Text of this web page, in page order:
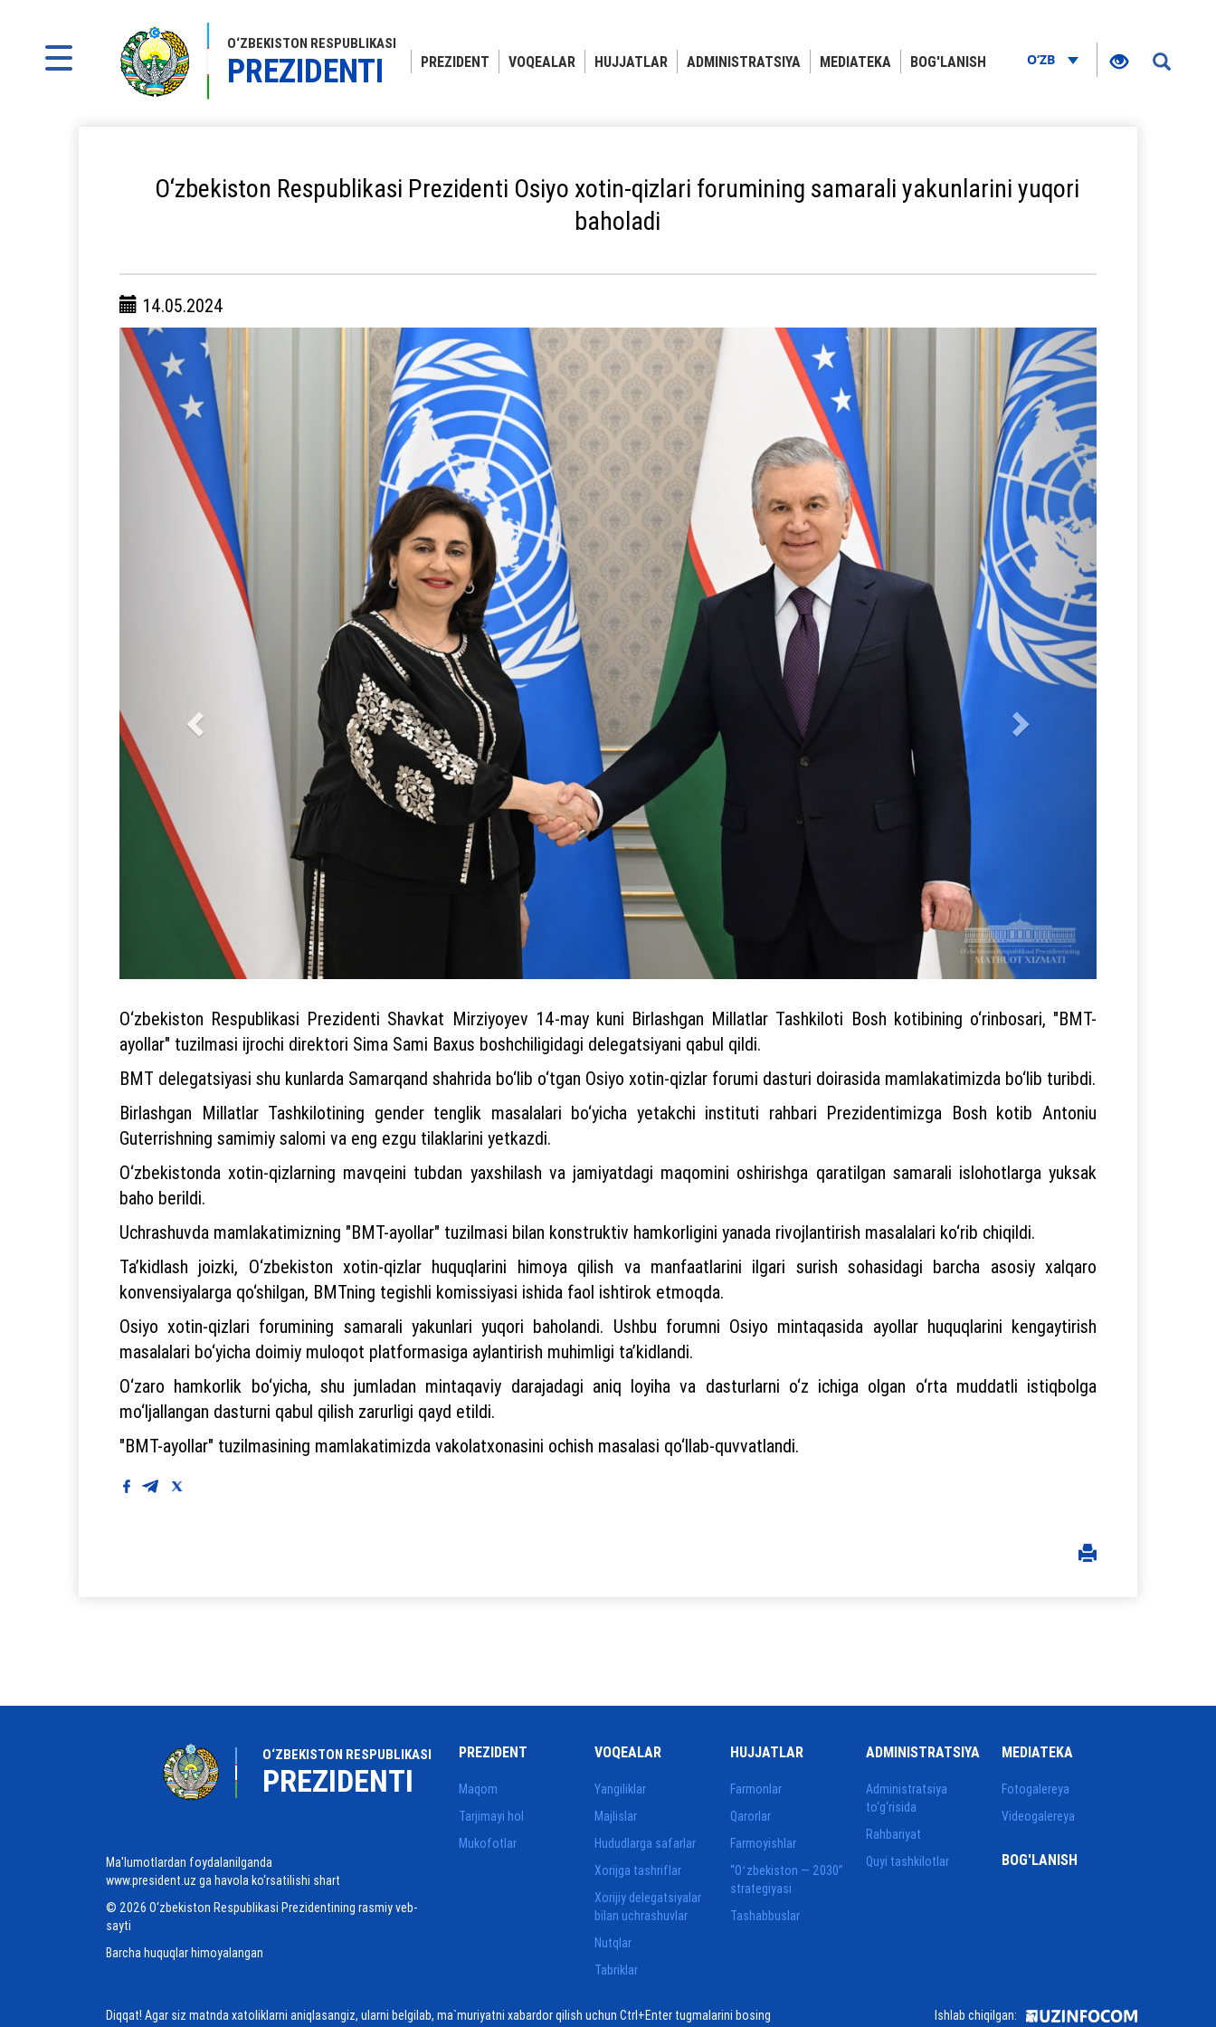
O‘ZBEKISTON RESPUBLIKASI
PREZIDENTI PREZIDENT VOQEALAR HUJJATLAR ADMINISTRATSIYA MEDIATEKA BOG'LANISH O‘ZB
O‘zbekiston Respublikasi Prezidenti Osiyo xotin-qizlari forumining samarali yakunlarini yuqori
baholadi
14.05.2024
O‘zbekiston Respublikasi Prezidenti Shavkat Mirziyoyev 14-may kuni Birlashgan Millatlar Tashkiloti Bosh kotibining o‘rinbosari, "BMT-
ayollar" tuzilmasi ijrochi direktori Sima Sami Baxus boshchiligidagi delegatsiyani qabul qildi.
BMT delegatsiyasi shu kunlarda Samarqand shahrida bo‘lib o‘tgan Osiyo xotin-qizlar forumi dasturi doirasida mamlakatimizda bo‘lib turibdi.
Birlashgan Millatlar Tashkilotining gender tenglik masalalari bo‘yicha yetakchi instituti rahbari Prezidentimizga Bosh kotib Antoniu
Guterrishning samimiy salomi va eng ezgu tilaklarini yetkazdi.
O‘zbekistonda xotin-qizlarning mavqeini tubdan yaxshilash va jamiyatdagi maqomini oshirishga qaratilgan samarali islohotlarga yuksak
baho berildi.
Uchrashuvda mamlakatimizning "BMT-ayollar" tuzilmasi bilan konstruktiv hamkorligini yanada rivojlantirish masalalari ko‘rib chiqildi.
Ta’kidlash joizki, O‘zbekiston xotin-qizlar huquqlarini himoya qilish va manfaatlarini ilgari surish sohasidagi barcha asosiy xalqaro
konvensiyalarga qo‘shilgan, BMTning tegishli komissiyasi ishida faol ishtirok etmoqda.
Osiyo xotin-qizlari forumining samarali yakunlari yuqori baholandi. Ushbu forumni Osiyo mintaqasida ayollar huquqlarini kengaytirish
masalalari bo‘yicha doimiy muloqot platformasiga aylantirish muhimligi ta’kidlandi.
O‘zaro hamkorlik bo‘yicha, shu jumladan mintaqaviy darajadagi aniq loyiha va dasturlarni o‘z ichiga olgan o‘rta muddatli istiqbolga
mo‘ljallangan dasturni qabul qilish zarurligi qayd etildi.
"BMT-ayollar" tuzilmasining mamlakatimizda vakolatxonasini ochish masalasi qo‘llab-quvvatlandi.
O‘ZBEKISTON RESPUBLIKASI
PREZIDENTI
Ma'lumotlardan foydalanilganda
www.president.uz ga havola ko‘rsatilishi shart
© 2026 O‘zbekiston Respublikasi Prezidentining rasmiy veb-
sayti
Barcha huquqlar himoyalangan
PREZIDENT
Maqom
Tarjimayi hol
Mukofotlar
VOQEALAR
Yangiliklar
Majlislar
Hududlarga safarlar
Xorijga tashriflar
Xorijiy delegatsiyalar
bilan uchrashuvlar
Nutqlar
Tabriklar
HUJJATLAR
Farmonlar
Qarorlar
Farmoyishlar
“Oʻzbekiston — 2030”
strategiyasi
Tashabbuslar
ADMINISTRATSIYA
Administratsiya
to‘g‘risida
Rahbariyat
Quyi tashkilotlar
MEDIATEKA
Fotogalereya
Videogalereya
BOG'LANISH
Diqqat! Agar siz matnda xatoliklarni aniqlasangiz, ularni belgilab, ma`muriyatni xabardor qilish uchun Ctrl+Enter tugmalarini bosing Ishlab chiqilgan: